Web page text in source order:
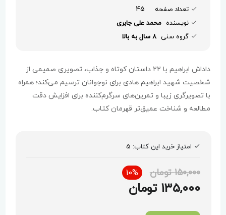
تعداد صفحه
45
نویسنده محمد علی جابری
گروه سنی 8 سال به بالا
داداش ابراهیم با ۲۲ داستان کوتاه و جذاب، تصویری صمیمی از
شخصیت شهید ابراهیم هادی برای نوجوانان ترسیم می‌کند؛ همراه
با تصویرگری زیبا و تمرین‌های سرگرم‌کننده برای افزایش دقت
مطالعه و شناخت عمیق‌تر قهرمان کتاب.
امتیاز خرید این کتاب: 5
150,000 تومان 10%
135,000 تومان